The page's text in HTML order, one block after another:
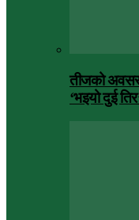
तीजको
‘भइयो दुई